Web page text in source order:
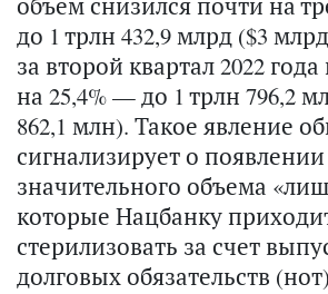
до 1 трлн 432,9 млрд ($3
за второй квартал 2022
на 25,4% — до 1 трлн 796,2
862,1 млн). Такое явление
сигнализирует о
значительного объема
которые Нацбанку
стерилизовать за счет
долговых обязательств